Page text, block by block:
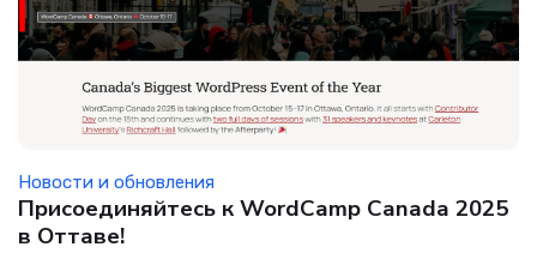
Новости и обновления
Присоединяйтесь к WordCamp Canada 2025
в Оттаве!